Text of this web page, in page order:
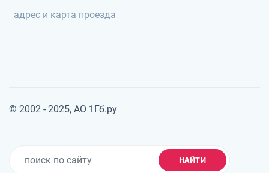
адрес и карта проезда
© 2002 - 2025, АО 1Гб.ру
НАЙТИ